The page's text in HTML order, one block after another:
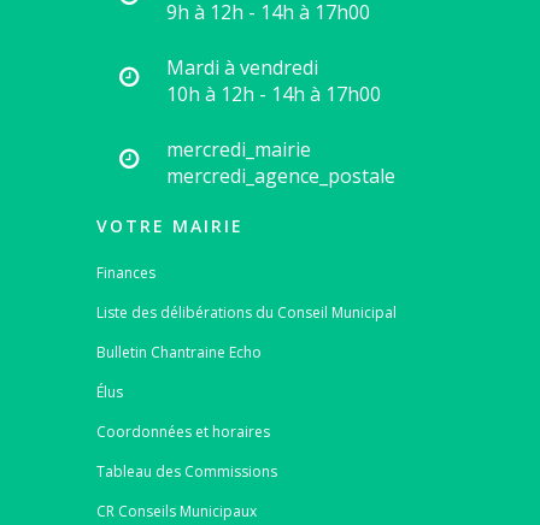
9h à 12h - 14h à 17h00
Mardi à vendredi
10h à 12h - 14h à 17h00
mercredi_mairie
mercredi_agence_postale
VOTRE MAIRIE
Finances
Liste des délibérations du Conseil Municipal
Bulletin Chantraine Echo
Élus
Coordonnées et horaires
Tableau des Commissions
CR Conseils Municipaux